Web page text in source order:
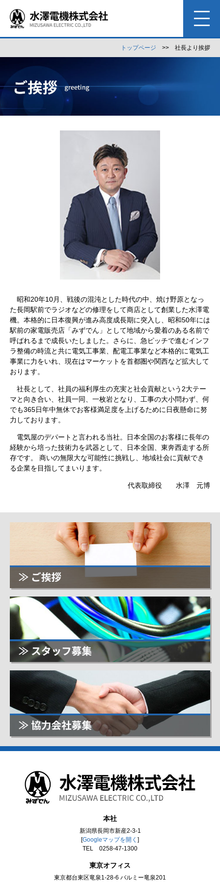
トップページ >> 社長より挨拶
昭和20年10月、戦後の混沌とした時代の中、焼け野原となっ
た長岡駅前でラジオなどの修理をして商店として創業した水澤電
機。本格的に日本復興が進み高度成長期に突入し、昭和50年には
駅前の家電販売店「みずでん」として地域から愛着のある名前で
呼ばれるまで成長いたしました。さらに、急ピッチで進むインフ
ラ整備の時流と共に電気工事業、配電工事業など本格的に電気工
事業に力をいれ、現在はマーケットを首都圏や関西など拡大して
おります。
社長として、社員の福利厚生の充実と社会貢献という2大テー
マと向き合い、社員一同、一枚岩となり、工事の大小問わず、何
でも365日年中無休でお客様満足度を上げるために日夜懸命に努
力しております。
電気屋のデパートと言われる当社。日本全国のお客様に長年の
経験から培った技術力を武器として、日本全国、東奔西走する所
存です。 商いの無限大な可能性に挑戦し、地域社会に貢献でき
る企業を目指してまいります。
代表取締役 水澤 元博
本社
新潟県長岡市新産2-3-1
[Googleマップを開く ]
TEL 0258-47-1300
東京オフィス
東京都台東区竜泉1-28-6 バルミー竜泉201